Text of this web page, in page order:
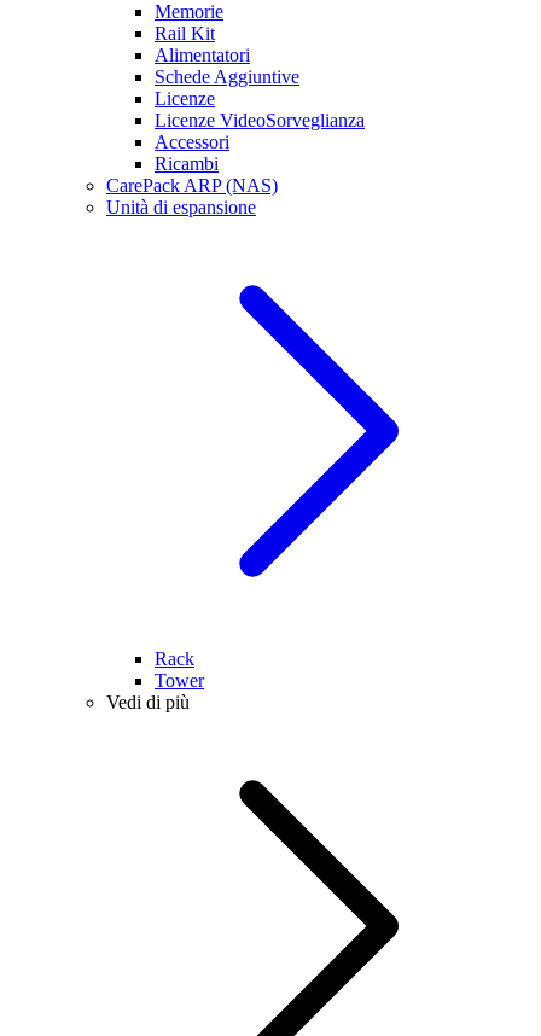
Memorie
Rail Kit
Alimentatori
Schede Aggiuntive
Licenze
Licenze VideoSorveglianza
Accessori
Ricambi
CarePack ARP (NAS)
Unità di espansione
Rack
Tower
Vedi di più